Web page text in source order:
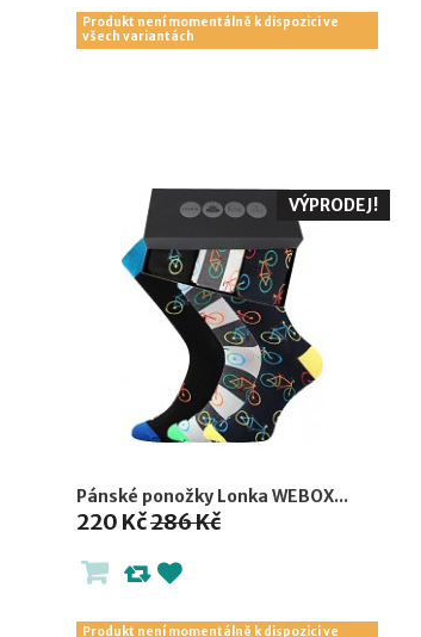
Produkt není momentálně k dispozici ve
všech variantách
VÝPRODEJ!
Pánské ponožky Lonka WEBOX...
220 Kč286 Kč
Produkt není momentálně k dispozici ve